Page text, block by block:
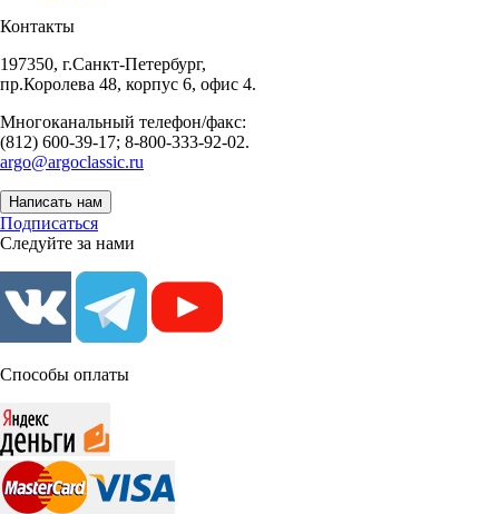
Контакты
197350, г.Санкт-Петербург,
пр.Королева 48, корпус 6, офис 4.
Многоканальный телефон/факс:
(812) 600-39-17; 8-800-333-92-02.
argo@argoclassic.ru
Написать нам
Подписаться
Следуйте за нами
Способы оплаты